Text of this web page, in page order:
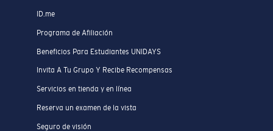
ID.me
Programa de Afiliación
Beneficios Para Estudiantes UNIDAYS
Invita A Tu Grupo Y Recibe Recompensas
Servicios en tienda y en línea
Reserva un examen de la vista
Seguro de visión